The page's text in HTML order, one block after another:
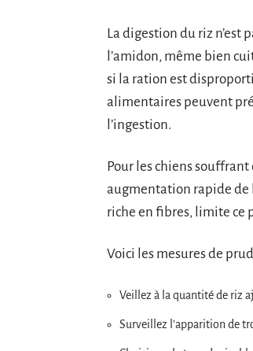
La digestion du riz n’est
l’amidon, même bien
si la ration est
alimentaires peuvent
l’ingestion.
Pour les chiens
augmentation rapide de
riche en fibres, limite ce
Voici les mesures de
Veillez à la quantité de riz
Surveillez l’apparition de